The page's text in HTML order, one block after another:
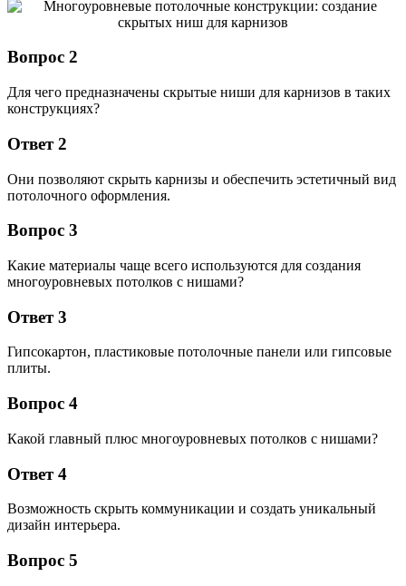
Вопрос 2
Для чего предназначены скрытые ниши для карнизов в таких
конструкциях?
Ответ 2
Они позволяют скрыть карнизы и обеспечить эстетичный вид
потолочного оформления.
Вопрос 3
Какие материалы чаще всего используются для создания
многоуровневых потолков с нишами?
Ответ 3
Гипсокартон, пластиковые потолочные панели или гипсовые
плиты.
Вопрос 4
Какой главный плюс многоуровневых потолков с нишами?
Ответ 4
Возможность скрыть коммуникации и создать уникальный
дизайн интерьера.
Вопрос 5